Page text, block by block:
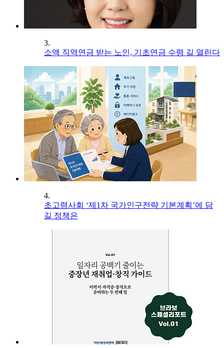
3.
소액 직역연금 받는 노인, 기초연금 수령 길 열린다
4.
초고령사회 ‘제1차 국가인구전략 기본계획’에 담
길 정책은